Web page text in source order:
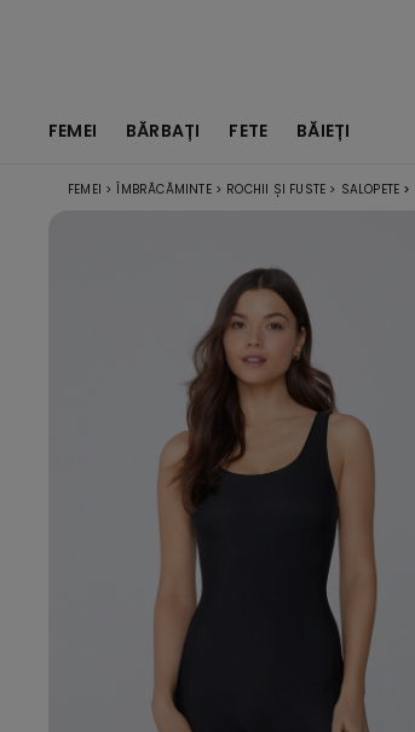
FEMEI BĂRBAȚI FETE BĂIEȚI
FEMEI > ÎMBRĂCĂMINTE > ROCHII ȘI FUSTE > SALOPETE >